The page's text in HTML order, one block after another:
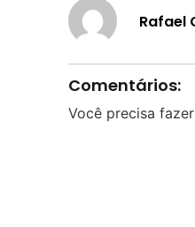
Rafael
Comentários:
Você precisa